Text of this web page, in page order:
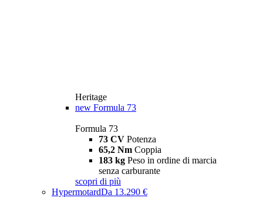
Heritage
new Formula 73
Formula 73
73 CV Potenza
65,2 Nm Coppia
183 kg Peso in ordine di marcia
senza carburante
scopri di più
HypermotardDa 13.290 €